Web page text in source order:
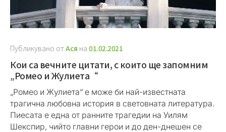
Публикувано отАся на 01.02.2021
Кои са вечните цитати, с които ще запомним
„Ромео и Жулиета“
„Ромео и Жулиета“ е може би най-известната
трагична любовна история в световната литература.
Пиесата е една от ранните трагедии на Уилям
Шекспир, чийто главни герои и до ден-днешен се